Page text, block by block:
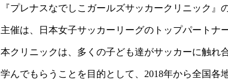
『プレナスなでしこガールズサッカークリニック』
主催は、日本女子サッカーリーグのトップパートナ
本クリニックは、多くの子ども達がサッカーに触れ
学んでもらうことを目的として、2018年から全国各